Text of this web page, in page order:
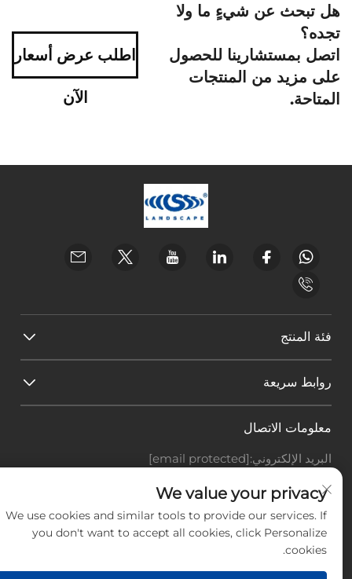
هل تبحث عن شيءٍ ما ولا
تجده؟
اتصل بمستشارينا للحصول
على مزيد من المنتجات
المتاحة.
اطلب عرض أسعار
الآن
فئة المنتج
روابط سريعة
معلومات الاتصال
البريد الإلكتروني:[email protected]
هاتف:
Office add : غرفة 414، رقم 125، طريق هوانغيوان، منطقة
باييون، مدينة قوانغتشو، مقاطعة قوانغدونغ
حقوق النشر © شركة قوانغتشو لاندسكيب للتكنولوجيا
المحدودة، جميع الحقوق محفوظة. -
We value your privacy
We use cookies and similar tools to provide our services. If
you don't want to accept all cookies, click Personalize
cookies.